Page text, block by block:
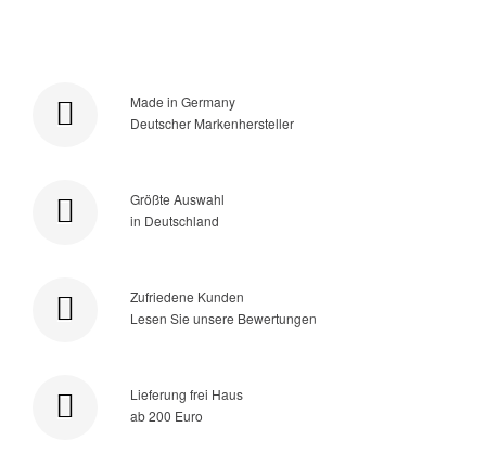
Made in Germany
Deutscher Markenhersteller
Größte Auswahl
in Deutschland
Zufriedene Kunden
Lesen Sie unsere Bewertungen
Lieferung frei Haus
ab 200 Euro